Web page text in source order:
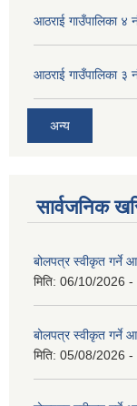
आठराई गाउँपालिका
आठराई गाउँपालिका
अन्य
सार्वजनिक
बोलपत्र स्वीकृत गर्ने
मिति: 06/10/2026 -
बोलपत्र स्वीकृत गर्ने
मिति: 05/08/2026 -